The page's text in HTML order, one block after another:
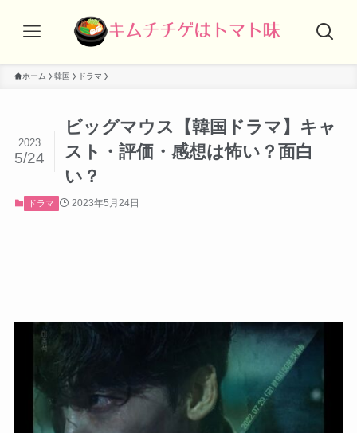
ホーム 韓国 ドラマ
ビッグマウス【韓国ドラマ】キャ
スト・評価・感想は怖い？面白
い？
2023
5/24
ドラマ 2023年5月24日